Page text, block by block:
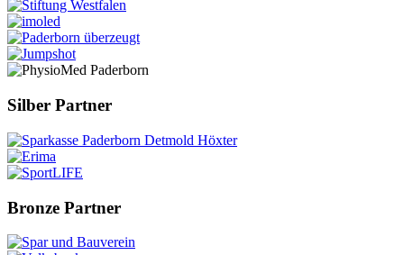
Silber Partner
Bronze Partner